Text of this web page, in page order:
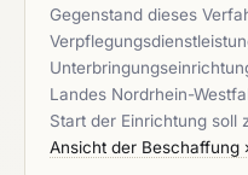
Gegenstand dieses
Landes Nordrhein-
Start der Einrichtung soll
Ansicht der Beschaffung